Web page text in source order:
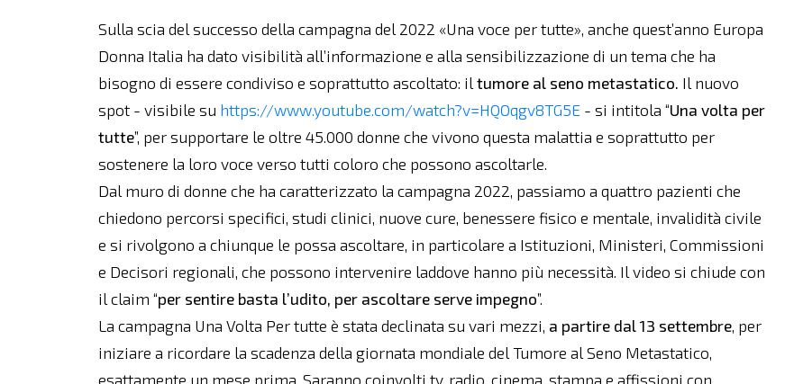
Sulla scia del successo della campagna del 2022 «Una voce per tutte», anche quest’anno Europa
Donna Italia ha dato visibilità all’informazione e alla sensibilizzazione di un tema che ha
bisogno di essere condiviso e soprattutto ascoltato: iltumore al seno metastatico. Il nuovo
spot - visibile su https://www.youtube.com/watch?v=HQOqgv8TG5E - si intitola “Una volta per
tutte”, per supportare le oltre 45.000 donne che vivono questa malattia e soprattutto per
sostenere la loro voce verso tutti coloro che possono ascoltarle.
Dal muro di donne che ha caratterizzato la campagna 2022, passiamo a quattro pazienti che
chiedono percorsi specifici, studi clinici, nuove cure, benessere fisico e mentale, invalidità civile
e si rivolgono a chiunque le possa ascoltare, in particolare a Istituzioni, Ministeri, Commissioni
e Decisori regionali, che possono intervenire laddove hanno più necessità. Il video si chiude con
il claim “per sentire basta l’udito, per ascoltare serve impegno”.
La campagna Una Volta Per tutte è stata declinata su vari mezzi, a partire dal 13 settembre, per
iniziare a ricordare la scadenza della giornata mondiale del Tumore al Seno Metastatico,
esattamente un mese prima. Saranno coinvolti tv, radio, cinema, stampa e affissioni con